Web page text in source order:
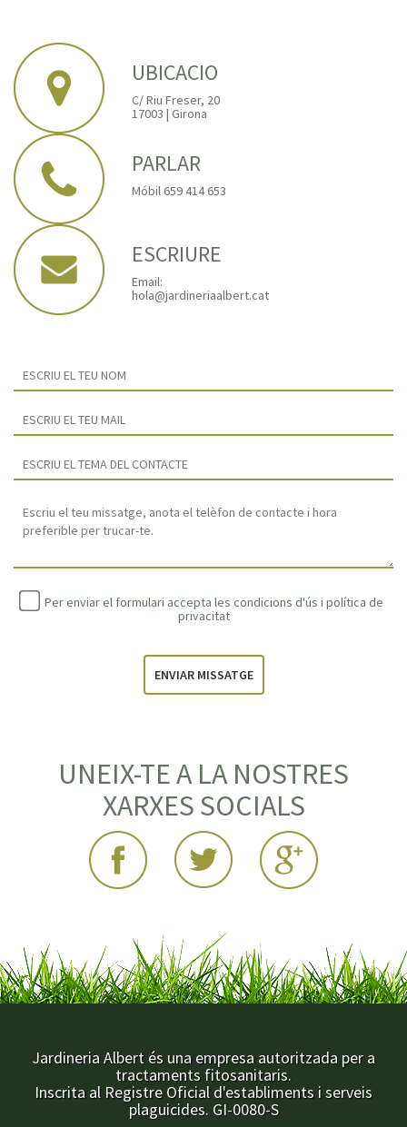
UBICACIO
C/ Riu Freser, 20
17003 | Girona
PARLAR
Móbil 659 414 653
ESCRIURE
Email:
hola@jardineriaalbert.cat
Per enviar el formulari accepta les condicions d'ús i política de
privacitat
ENVIAR MISSATGE
UNEIX-TE A LA NOSTRES
XARXES SOCIALS
Jardineria Albert és una empresa autoritzada per a
tractaments fitosanitaris.
Inscrita al Registre Oficial d'establiments i serveis
plaguicides. GI-0080-S